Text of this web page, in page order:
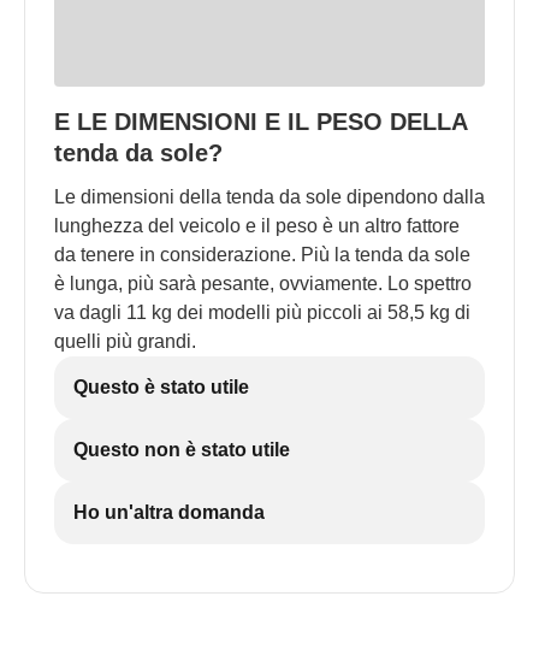
E LE DIMENSIONI E IL PESO DELLA
tenda da sole?
Le dimensioni della tenda da sole dipendono dalla
lunghezza del veicolo e il peso è un altro fattore
da tenere in considerazione. Più la tenda da sole
è lunga, più sarà pesante, ovviamente. Lo spettro
va dagli 11 kg dei modelli più piccoli ai 58,5 kg di
quelli più grandi.
Questo è stato utile
Questo non è stato utile
Ho un'altra domanda